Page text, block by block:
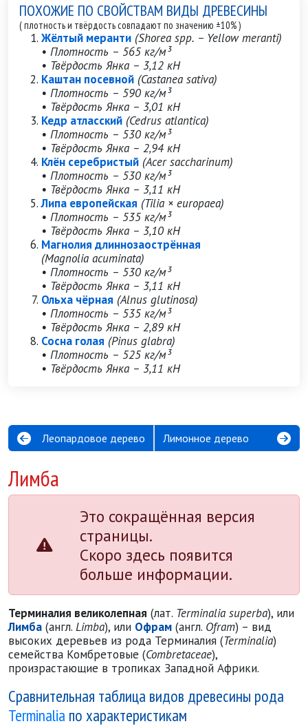
Леопардовое дерево Лимонное дерево
Лимба
Это сокращённая версия
страницы.
Скоро здесь появится
больше информации.
Терминалия великолепная (лат. Terminalia superba), или
Лимба (англ. Limba), или Офрам (англ. Ofram) – вид
высоких деревьев из рода Терминалия (Terminalia)
семейства Комбретовые (Combretaceae),
произрастающие в тропиках Западной Африки.
Сравнительная таблица видов древесины рода
Terminalia по характеристикам
ПОХОЖИЕ ПО СВОЙСТВАМ ВИДЫ ДРЕВЕСИНЫ
( плотность и твёрдость совпадают по значению ±10% )
Жёлтый меранти (Shorea spp. – Yellow meranti)
• Плотность – 565 кг/м³
• Твёрдость Янка – 3,12 кН
Каштан посевной (Castanea sativa)
• Плотность – 590 кг/м³
• Твёрдость Янка – 3,01 кН
Кедр атласский (Cedrus atlantica)
• Плотность – 530 кг/м³
• Твёрдость Янка – 2,94 кН
Клён серебристый (Acer saccharinum)
• Плотность – 530 кг/м³
• Твёрдость Янка – 3,11 кН
Липа европейская (Tilia × europaea)
• Плотность – 535 кг/м³
• Твёрдость Янка – 3,10 кН
Магнолия длиннозаострённая
(Magnolia acuminata)
• Плотность – 530 кг/м³
• Твёрдость Янка – 3,11 кН
Ольха чёрная (Alnus glutinosa)
• Плотность – 535 кг/м³
• Твёрдость Янка – 2,89 кН
Сосна голая (Pinus glabra)
• Плотность – 525 кг/м³
• Твёрдость Янка – 3,11 кН